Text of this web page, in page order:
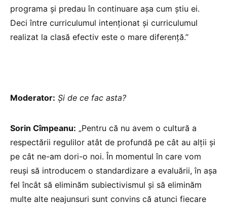
programa și predau în continuare așa cum știu ei.
Deci între curriculumul intenționat și curriculumul
realizat la clasă efectiv este o mare diferență.”
Moderator: Și de ce fac asta?
Sorin Cîmpeanu: „Pentru că nu avem o cultură a
respectării regulilor atât de profundă pe cât au alții și
pe cât ne-am dori-o noi. În momentul în care vom
reuși să introducem o standardizare a evaluării, în așa
fel încât să eliminăm subiectivismul și să eliminăm
multe alte neajunsuri sunt convins că atunci fiecare